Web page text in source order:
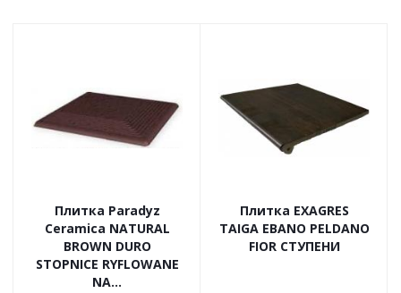
Плитка Paradyz
Ceramica NATURAL
BROWN DURO
STOPNICE RYFLOWANE
NA...
Плитка EXAGRES
TAIGA EBANO PELDANO
FIOR СТУПЕНИ